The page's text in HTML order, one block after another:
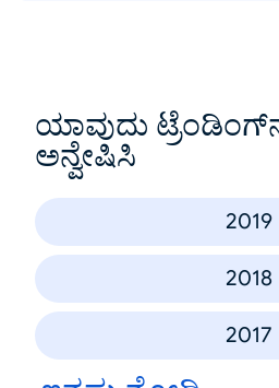
ಯಾವುದು
ಅನ್ವೇಷಿಸಿ
2019
2018
2017